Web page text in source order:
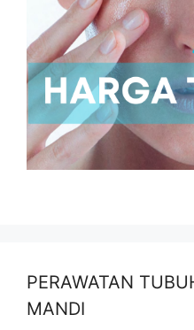
PERAWATAN
MANDI